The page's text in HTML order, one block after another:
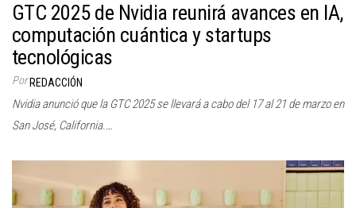
GTC 2025 de Nvidia reunirá avances en IA,
computación cuántica y startups
tecnológicas
Por REDACCIÓN
Nvidia anunció que la GTC 2025 se llevará a cabo del 17 al 21 de marzo en
San José, California.…